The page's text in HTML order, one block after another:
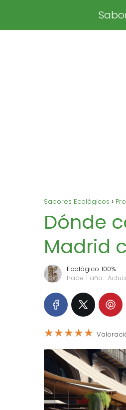
Sabores Ecológicos
Dónde
Madrid
Ecológico 100%
hace 1 año ·
★★★★★